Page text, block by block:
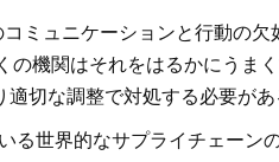
ミュニケーションと行動の
機関はそれをはるかにうま
切な調整で対処する必要があ
る世界的なサプライチェーン